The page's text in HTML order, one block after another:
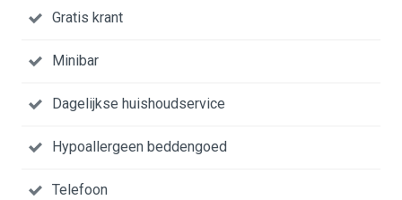
Gratis krant
Minibar
Dagelijkse huishoudservice
Hypoallergeen beddengoed
Telefoon